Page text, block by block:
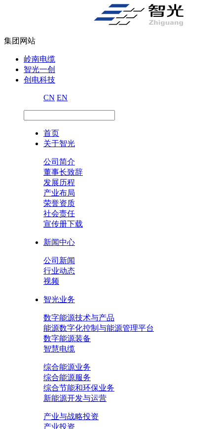
集团网站
岭南电缆
智光一创
创电科技
CN EN
首页
关于智光
公司简介
董事长致辞
发展历程
产业布局
荣誉资质
社会责任
宣传册下载
新闻中心
公司新闻
行业动态
视频
智光业务
数字能源技术与产品
能源数字化控制与能源管理平台
数字能源装备
智慧电缆
综合能源业务
综合能源服务
综合节能和环保业务
新能源开发与运营
产业与战略投资
产业投资